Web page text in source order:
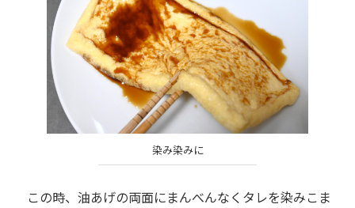
染み染みに
この時、油あげの両面にまんべんなくタレを染みこま